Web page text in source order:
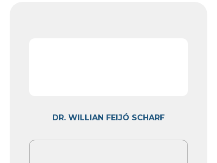
DR. WILLIAN FEIJÓ SCHARF